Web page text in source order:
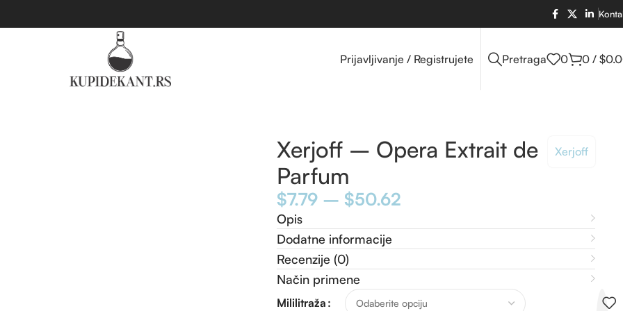
Prijavljivanje / Registrujete Pretraga 0 0 / $
Xerjoff – Opera Extrait de
Parfum
Xerjoff
$7.79 – $50.62
Opis
Dodatne informacije
Recenzije (0)
Način primene
Mililitraža